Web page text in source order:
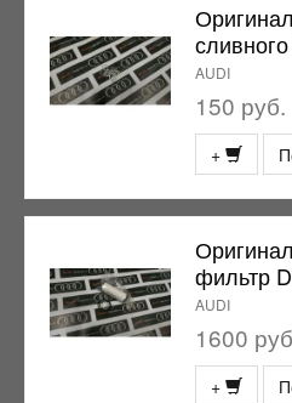
AUDI
150 руб.
+
фильтр
AUDI
1600
+